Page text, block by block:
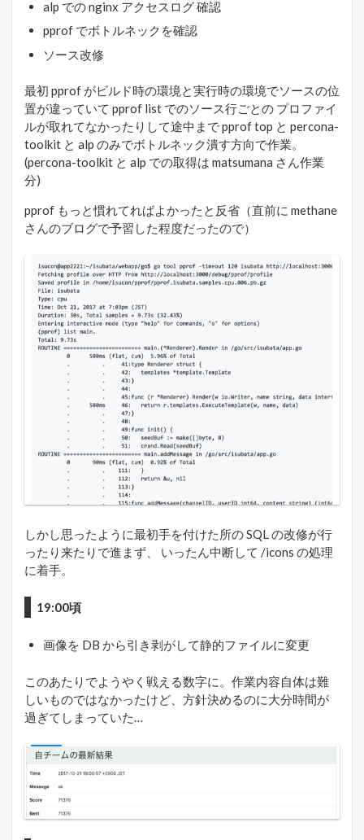
alp での nginx アクセスログ 確認
pprof でボトルネックを確認
ソース改修
最初 pprof がビルド時の環境と実行時の環境でソースの位
置が違っていて pprof list でのソース行ごとの プロファイ
ルが取れてなかったりして途中まで pprof top と percona-
toolkit と alp のみでボトルネック潰す方向で作業。
(percona-toolkit と alp での取得は matsumana さん作業
分)
pprof もっと慣れてればよかったと反省（直前に methane
さんのブログで予習した程度だったので）
しかし思ったように最初手を付けた所の SQL の改修が行
ったり来たりで進まず、 いったん中断して /icons の処理
に着手。
19:00頃
画像を DB から引き剥がして静的ファイルに変更
このあたりでようやく戦える数字に。作業内容自体は難
しいものではなかったけど、方針決めるのに大分時間が
過ぎてしまっていた…